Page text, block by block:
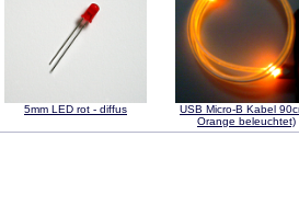
5mm LED rot - diffus
USB Micro-B Kabel
Orange beleuchtet)